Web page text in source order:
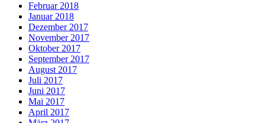
Februar 2018
Januar 2018
Dezember 2017
November 2017
Oktober 2017
September 2017
August 2017
Juli 2017
Juni 2017
Mai 2017
April 2017